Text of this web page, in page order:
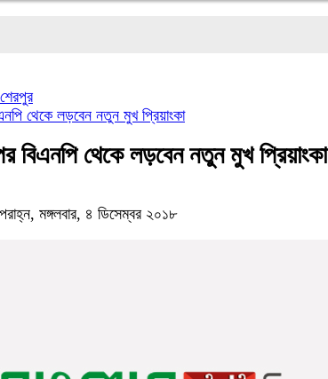
শেরপুর
থেকে লড়বেন নতুন মুখ প্রিয়াংকা
বিএনপি থেকে লড়বেন নতুন মুখ প্রিয়াংকা
মঙ্গলবার, ৪ ডিসেম্বর ২০১৮